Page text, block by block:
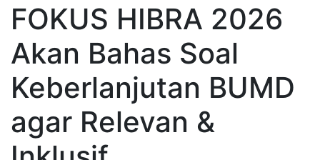
FOKUS HIBRA 2026
Akan Bahas Soal
Keberlanjutan BUMD
agar Relevan &